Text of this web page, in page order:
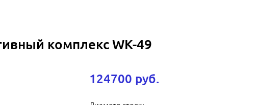
комплекс WK-49
124700 руб.